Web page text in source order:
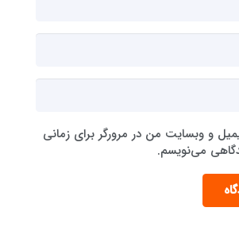
و وبسایت من در مرورگر برای زمانی
می‌نویسم.